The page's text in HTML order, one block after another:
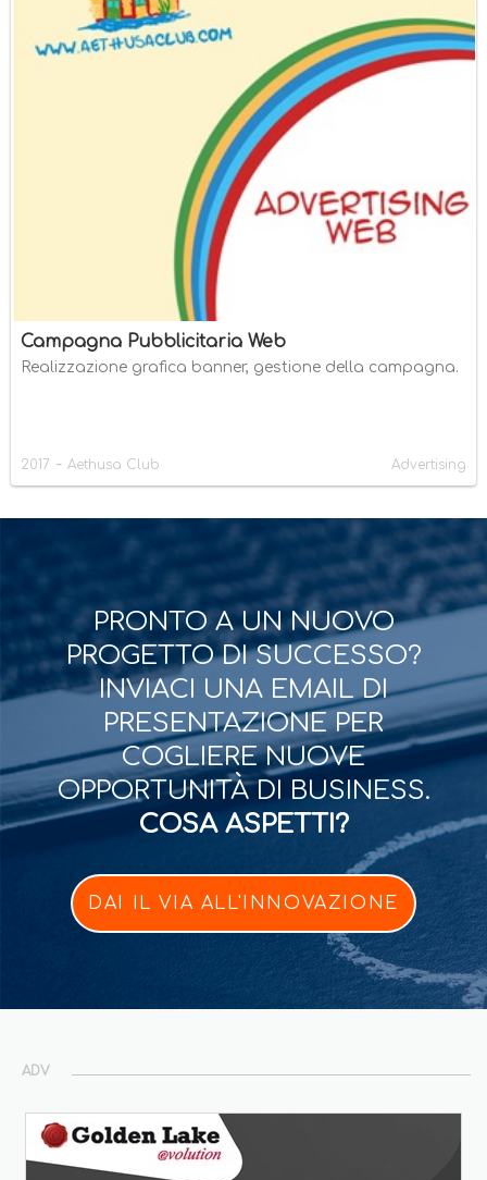
Campagna Pubblicitaria Web
Realizzazione grafica banner, gestione della campagna.
2017 - Aethusa Club Advertising
PRONTO A UN NUOVO
PROGETTO DI SUCCESSO?
INVIACI UNA EMAIL DI
PRESENTAZIONE PER
COGLIERE NUOVE
OPPORTUNITÀ DI BUSINESS.
COSA ASPETTI?
DAI IL VIA ALL'INNOVAZIONE
ADV